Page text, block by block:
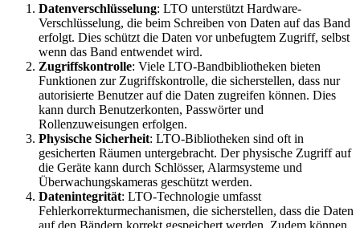
Datenverschlüsselung: LTO unterstützt Hardware-
Verschlüsselung, die beim Schreiben von Daten auf das Band
erfolgt. Dies schützt die Daten vor unbefugtem Zugriff, selbst
wenn das Band entwendet wird.
Zugriffskontrolle: Viele LTO-Bandbibliotheken bieten
Funktionen zur Zugriffskontrolle, die sicherstellen, dass nur
autorisierte Benutzer auf die Daten zugreifen können. Dies
kann durch Benutzerkonten, Passwörter und
Rollenzuweisungen erfolgen.
Physische Sicherheit: LTO-Bibliotheken sind oft in
gesicherten Räumen untergebracht. Der physische Zugriff auf
die Geräte kann durch Schlösser, Alarmsysteme und
Überwachungskameras geschützt werden.
Datenintegrität: LTO-Technologie umfasst
Fehlerkorrekturmechanismen, die sicherstellen, dass die Daten
auf den Bändern korrekt gespeichert werden. Zudem können